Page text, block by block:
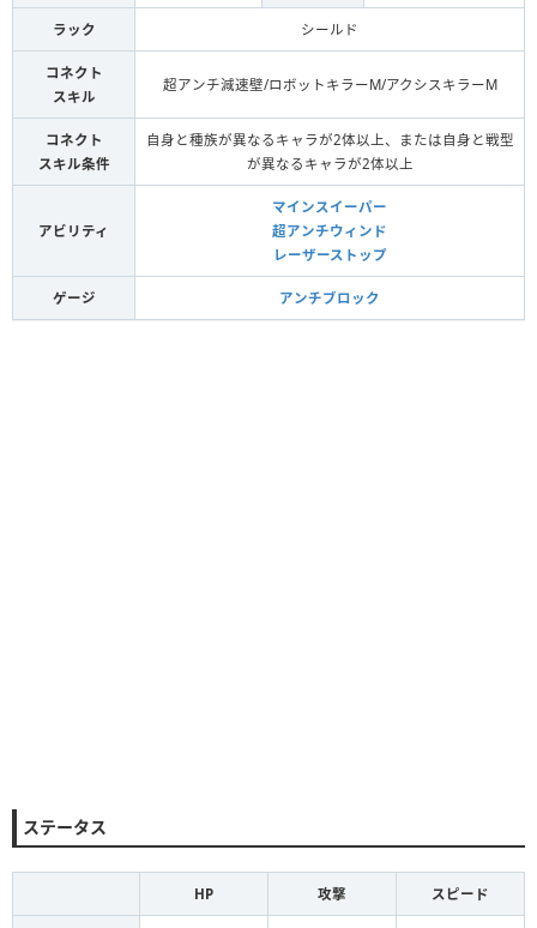
ラック シールド
コネクト
スキル
超アンチ減速壁/ロボットキラーM/アクシスキラーM
コネクト
スキル条件
自身と種族が異なるキャラが2体以上、または自身と戦型
が異なるキャラが2体以上
アビリティ
マインスイーパー
超アンチウィンド
レーザーストップ
ゲージ アンチブロック
ステータス
HP 攻撃 スピード